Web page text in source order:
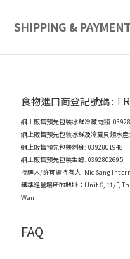
SHIPPING & PAYMENT
食物進口商登記號碼 :
網上販售預先包裝冰鮮冷藏肉類:
網上販售預先包裝冰鮮及冷藏貝類水
網上販售預先包裝刺身: 0392801948
網上販售預先包裝生蠔: 0392802695
持牌人/許可證持有人: Nic Sang
獲準經營場所的地址： Unit 6, 11/F,
Wan
FAQ